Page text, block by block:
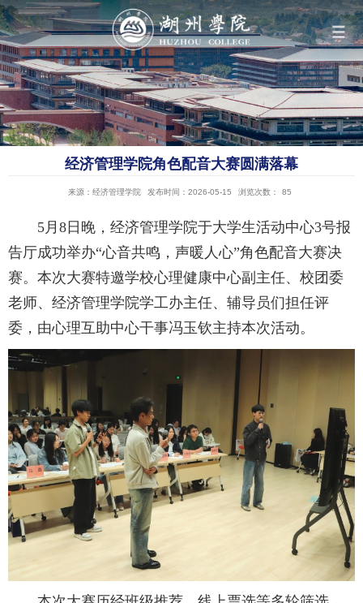
导航
学院概况
人才培养
科学研究
队伍建设
招生就业
合作交流
校园生活
信息服务
经济管理学院角色配音大赛圆满落幕
来源：经济管理学院 发布时间：2026-05-15 浏览次数： 85
5月8日晚，经济管理学院于大学生活动中心3号报
告厅成功举办“心音共鸣，声暖人心”角色配音大赛决
赛。本次大赛特邀学校心理健康中心副主任、校团委
老师、经济管理学院学工办主任、辅导员们担任评
委，由心理互助中心干事冯玉钦主持本次活动。